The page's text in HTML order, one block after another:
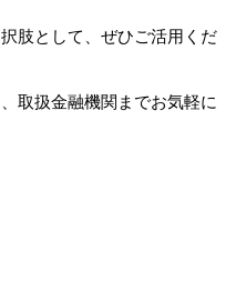
肢として、ぜひご活用くだ
取扱金融機関までお気軽に